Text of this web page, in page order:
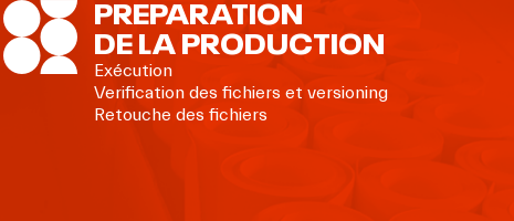
PREPARATION
DE LA PRODUCTION
Exécution
Verification des fichiers et versioning
Retouche des fichiers